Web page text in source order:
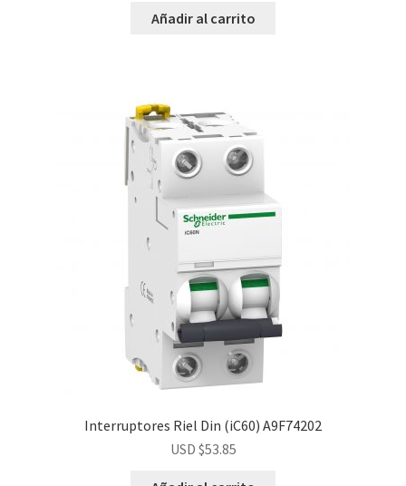
Añadir al carrito
Interruptores Riel Din (iC60) A9F74202
USD $53.85